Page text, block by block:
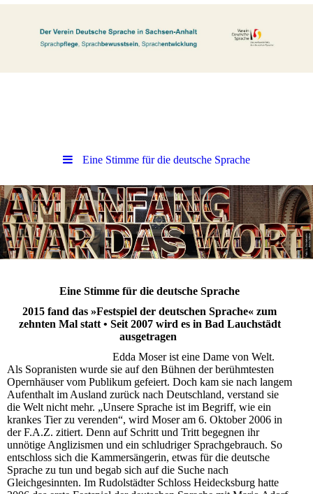
Eine Stimme für die deutsche Sprache
Eine Stimme für die deutsche Sprache
2015 fand das »Festspiel der deutschen Sprache« zum
zehnten Mal statt • Seit 2007 wird es in Bad Lauchstädt
ausgetragen
Edda Moser ist eine Dame von Welt.
Als Sopranisten wurde sie auf den Bühnen der berühmtesten
Opernhäuser vom Publikum gefeiert. Doch kam sie nach langem
Aufenthalt im Ausland zurück nach Deutschland, verstand sie
die Welt nicht mehr. „Unsere Sprache ist im Begriff, wie ein
krankes Tier zu verenden“, wird Moser am 6. Oktober 2006 in
der F.A.Z. zitiert. Denn auf Schritt und Tritt begegnen ihr
unnötige Anglizismen und ein schludriger Sprachgebrauch. So
entschloss sich die Kammersängerin, etwas für die deutsche
Sprache zu tun und begab sich auf die Suche nach
Gleichgesinnten. Im Rudolstädter Schloss Heidecksburg hatte